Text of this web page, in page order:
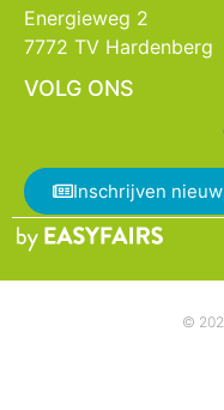
Energieweg 2
7772 TV Hardenberg
VOLG ONS
Inschrijven
©